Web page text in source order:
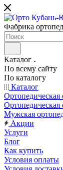
Фабрика
Каталог
По всему сайту
По каталогу
Каталог
Ортопедическая
Мужская
Акции
Услуги
Блог
Как купить
Условия оплаты